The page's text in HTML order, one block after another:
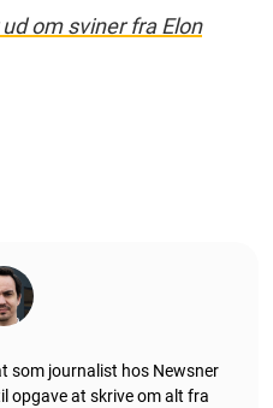
om sviner fra Elon
som journalist hos Newsner
opgave at skrive om alt fra